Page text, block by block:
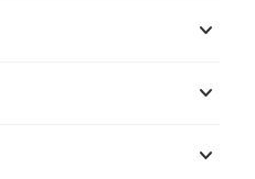
keyboard_arrow_down
keyboard_arrow_down
keyboard_arrow_down